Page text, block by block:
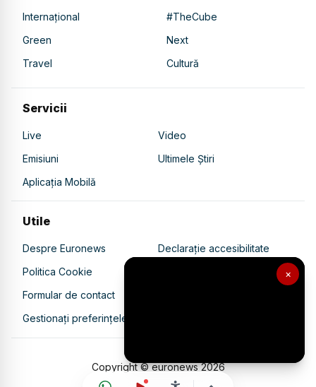
×
Internațional
#TheCube
Green
Next
Travel
Cultură
Servicii
Live
Video
Emisiuni
Ultimele Știri
Aplicația Mobilă
Utile
Despre Euronews
Declarație accesibilitate
Politica Cookie
Politica de confidențialitate
Formular de contact
Gestionați preferințele
Copyright © euronews2026